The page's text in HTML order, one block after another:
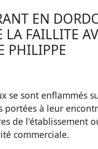
EN
LA FAILLITE
PHILIPPE
se sont enflammés
portées à leur
de l'établissement
commerciale.